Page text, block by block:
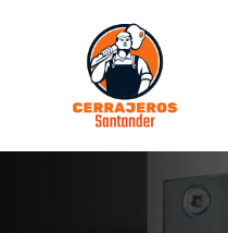
contenido